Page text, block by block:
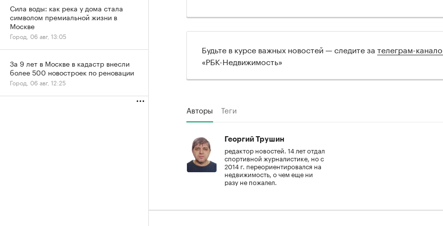
Будьте в курсе важных новостей — следите за телеграм-
«РБК-Недвижимость»
Авторы Теги
Георгий Трушин
редактор новостей. 14 лет отдал
спортивной журналистике, но с
2014 г. переориентировался на
недвижимость, о чем еще ни
разу не пожалел.
Сила воды: как река у дома стала
символом премиальной жизни в
Москве
Город, 06 авг, 13:05
За 9 лет в Москве в кадастр внесли
более 500 новостроек по реновации
Город, 06 авг, 12:25